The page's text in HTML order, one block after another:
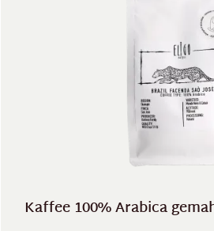
Kaffee 100% Arabica